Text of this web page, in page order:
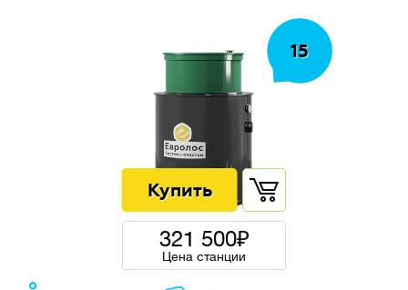
15
321 500
Цена станции
Накопительные
септики
(выгребные ямы, герметичные
резервуары) — накопление
сточных вод без очистки,
требует регулярной откачки
ассенизаторской машиной.
Механическаяочистка